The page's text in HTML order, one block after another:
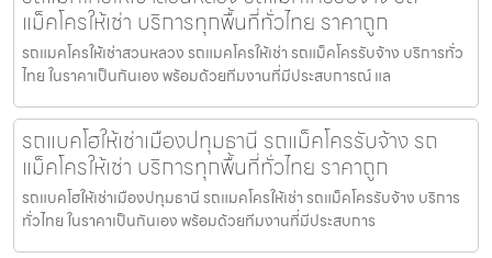
แม็คโครให้เช่า บริการทุกพื้นที่ทั่วไทย ราคาถูก
รถแมคโครให้เช่าสวนหลวง รถแมคโครให้เช่า รถแม็คโครรับจ้าง บริการทั่ว
ไทย ในราคาเป็นกันเอง พร้อมด้วยทีมงานที่มีประสบการณ์ แล
รถแบคโฮให้เช่าเมืองปทุมธานี รถแม็คโครรับจ้าง รถ
แม็คโครให้เช่า บริการทุกพื้นที่ทั่วไทย ราคาถูก
รถแบคโฮให้เช่าเมืองปทุมธานี รถแมคโครให้เช่า รถแม็คโครรับจ้าง บริการ
ทั่วไทย ในราคาเป็นกันเอง พร้อมด้วยทีมงานที่มีประสบการ